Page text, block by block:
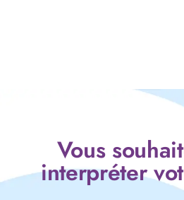
Vous
interpréter